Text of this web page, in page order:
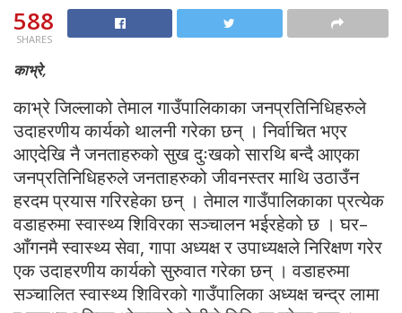
588
SHARES
काभ्रे,
काभ्रे जिल्लाको तेमाल गाउँपालिकाका जनप्रतिनिधिहरुले
उदाहरणीय कार्यको थालनी गरेका छन् । निर्वाचित भएर
आएदेखि नै जनताहरुको सुख दुःखको सारथि बन्दै आएका
जनप्रतिनिधिहरुले जनताहरुको जीवनस्तर माथि उठाउँन
हरदम प्रयास गरिरहेका छन् । तेमाल गाउँपालिकाका प्रत्येक
वडाहरुमा स्वास्थ्य शिविरका सञ्चालन भईरहेको छ । घर–
आँगनमै स्वास्थ्य सेवा, गापा अध्यक्ष र उपाध्यक्षले निरिक्षण गरेर
एक उदाहरणीय कार्यको सुरुवात गरेका छन् । वडाहरुमा
सञ्चालित स्वास्थ्य शिविरको गाउँपालिका अध्यक्ष चन्द्र लामा